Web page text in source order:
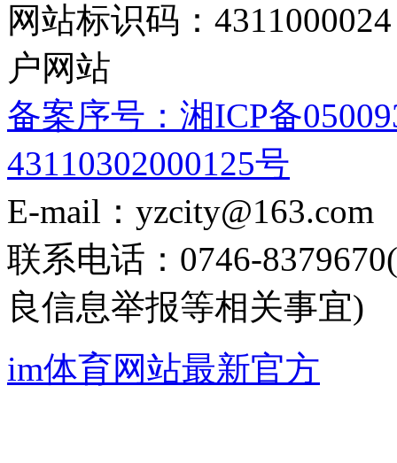
网站标识码：
户网站
备案序号：湘ICP备
43110302000125号
E-mail：yzcity@163.com
联系电话：0746-
良信息举报等相关事宜)
im体育网站最新官方